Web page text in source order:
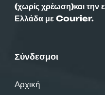
(χωρίς χρέωση)και την
Ελλάδα με Courier.
Σύνδεσμοι
Αρχική